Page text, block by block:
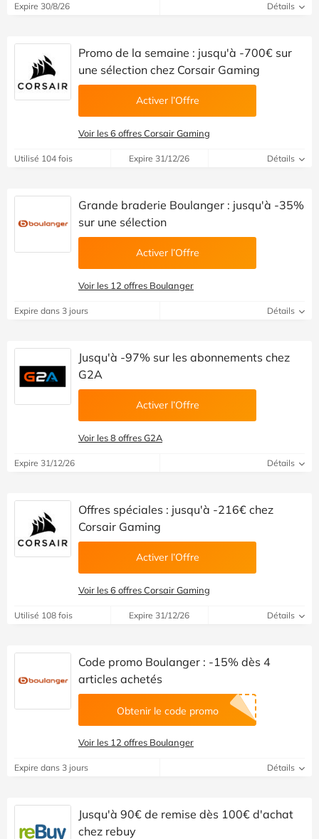
Expire 30/8/26 Détails
Promo de la semaine : jusqu'à -700€ sur
une sélection chez Corsair Gaming
Activer l’Offre
Voir les 6 offres Corsair Gaming
Utilisé 104 fois Expire 31/12/26 Détails
Grande braderie Boulanger : jusqu'à -35%
sur une sélection
Activer l’Offre
Voir les 12 offres Boulanger
Expire dans 3 jours Détails
Jusqu'à -97% sur les abonnements chez
G2A
Activer l’Offre
Voir les 8 offres G2A
Expire 31/12/26 Détails
Offres spéciales : jusqu'à -216€ chez
Corsair Gaming
Activer l’Offre
Voir les 6 offres Corsair Gaming
Utilisé 108 fois Expire 31/12/26 Détails
Code promo Boulanger : -15% dès 4
articles achetés
Obtenir le code promo
Voir les 12 offres Boulanger
Expire dans 3 jours Détails
Jusqu'à 90€ de remise dès 100€ d'achat
chez rebuy